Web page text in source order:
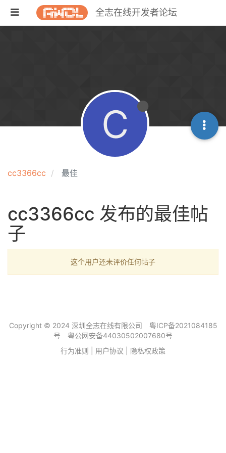
全志在线开发者论坛
cc3366cc 最佳
C
cc3366cc 发布的最佳帖
子
这个用户还未评价任何帖子
Copyright © 2024 深圳全志在线有限公司
粤ICP备2021084185
号
粤公网安备44030502007680号
行为准则
用户协议 隐私权政策